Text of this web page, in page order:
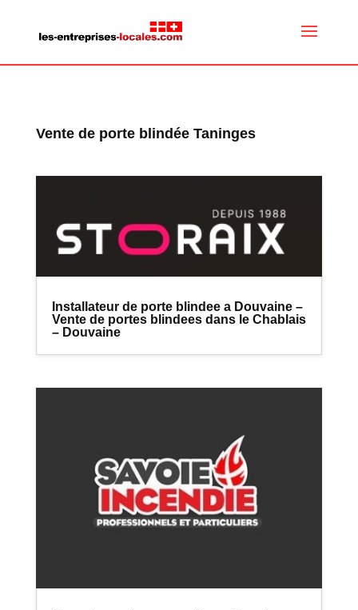
Vente de porte blindée Taninges
Installateur de porte blindee a Douvaine –
Vente de portes blindees dans le Chablais
– Douvaine